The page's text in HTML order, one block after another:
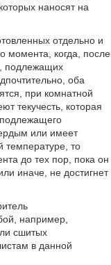
наносят на
отдельно и
момента, когда, после
подлежащих
оба
при комнатной
текучесть, которая
или имеет
температуре, то
до тех пор, пока он
иначе, не достигнет
например,
сшитых
в данной